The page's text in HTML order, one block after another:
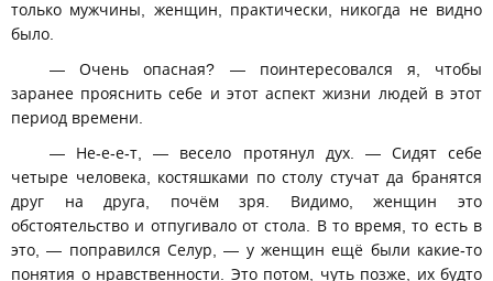
только мужчины, женщин, практически, никогда не видно
было.
— Очень опасная? — поинтересовался я, чтобы
заранее прояснить себе и этот аспект жизни людей в этот
период времени.
— Не-е-е-т, — весело протянул дух. — Сидят себе
четыре человека, костяшками по столу стучат да бранятся
друг на друга, почём зря. Видимо, женщин это
обстоятельство и отпугивало от стола. В то время, то есть в
это, — поправился Селур, — у женщин ещё были какие-то
понятия о нравственности. Это потом, чуть позже, их будто